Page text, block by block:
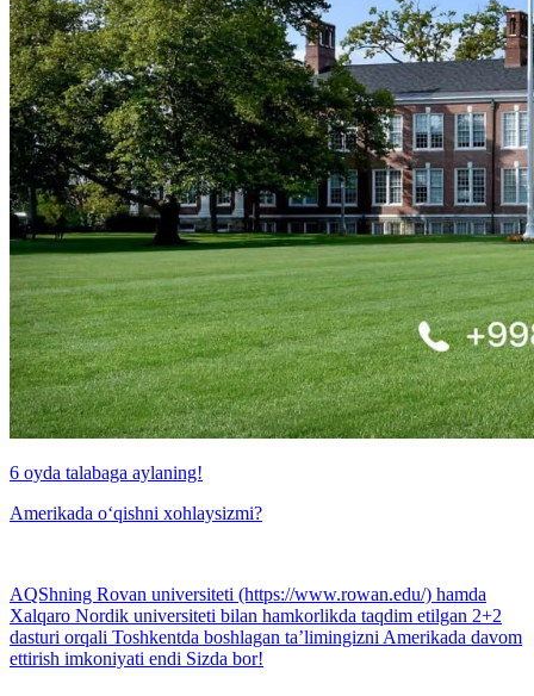
6 oyda talabaga aylaning!
Amerikada o‘qishni xohlaysizmi?
AQShning Rovan universiteti (https://www.rowan.edu/) hamda
Xalqaro Nordik universiteti bilan hamkorlikda taqdim etilgan 2+2
dasturi orqali Toshkentda boshlagan ta’limingizni Amerikada davom
ettirish imkoniyati endi Sizda bor!